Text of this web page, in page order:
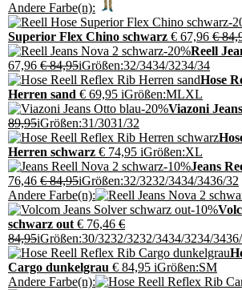
Andere Farbe(n):
-
Superior Flex Chino schwarz € 67,96 €
-20%Reell
67,96 € 84,95iGrößen:32/3434/3234/34
Hose
Herren sand € 69,95 iGrößen:MLXL
-20%Viazoni
89,95iGrößen:31/3031/32
Herren schwarz € 74,95 iGrößen:XL
-10%Jeans
76,46 € 84,95iGrößen:32/3232/3434/3436/32
Andere Farbe(n):
-10%
schwarz out € 76,46 €
84,95iGrößen:30/3232/3232/3434/3234/34
Cargo dunkelgrau € 84,95 iGrößen:SM
Andere Farbe(n):